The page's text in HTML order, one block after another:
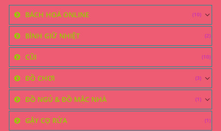
BÁCH HOÁ ONLINE (10)
BÌNH GIỮ NHIỆT (2)
CŨI (10)
ĐỒ CHƠI (3)
ĐỒ NGỦ & ĐỒ MẶC NHÀ (1)
GẬY CỌ RỬA (1)